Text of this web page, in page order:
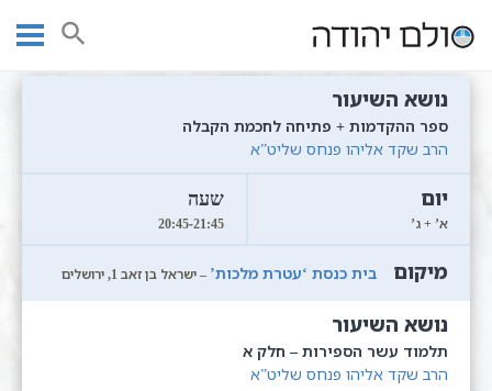
עמוד ראשי שיעורי קבלה | לימוד קבלה אונליין
ספר ההקדמות + פתיחה לחכמת הקבלה
הרב שקד אליהו פנחס שליט”א
א’ + ג’ 20:45-21:45
בית כנסת ‘עטרת מלכות’ – ישראל בן זאב 1, ירושלים
תלמוד עשר הספירות – חלק א
הרב שקד אליהו פנחס שליט”א